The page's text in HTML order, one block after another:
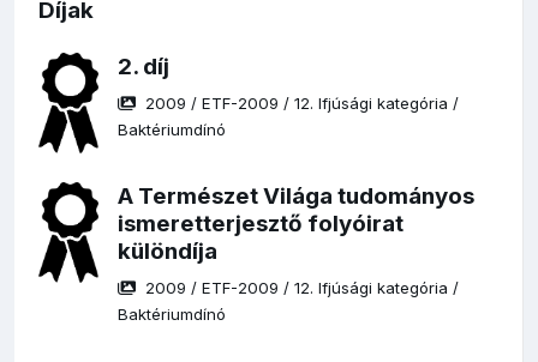
Díjak
2. díj
2009 /ETF-2009 /12. Ifjúsági kategória /
Baktériumdínó
A Természet Világa tudományos
ismeretterjesztő folyóirat
különdíja
2009 /ETF-2009 /12. Ifjúsági kategória /
Baktériumdínó